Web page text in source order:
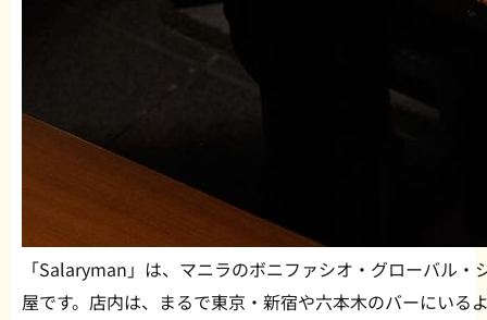
「Salaryman」は、マニラのボニファシオ・グローバル
屋です。店内は、まるで東京・新宿や六本木のバーにいる